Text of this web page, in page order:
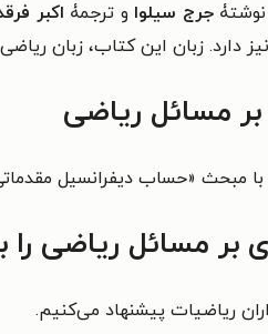
نوشتۀجرج سیلوا و ترجمۀ اکبر
دارد. زبان این کتاب، زبان
بر مسائل ریاضی
با مبحث «حساب ديفرانسيل
بر مسائل ریاضی
ریاضیات پیشنهاد می‌کنیم.